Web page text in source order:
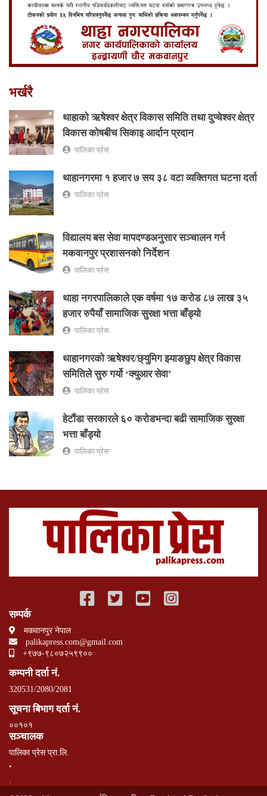
भर्खरै
थाहाको ऋषेश्वर क्षेत्र विकास समिति तथा दुप्चेश्वर क्षेत्र
विकास कोषबीच सिकाइ आर्दान प्रदान
पालिका प्रेस
थाहानगरमा १ हजार ७ सय ३८ वटा व्यक्तिगत घटना दर्ता
पालिका प्रेस
विद्यालय बस सेवा मापदण्डअनुसार सञ्चालन गर्न
मकवानपुर प्रशासनको निर्देशन
पालिका प्रेस
थाहा नगरपालिकाले एक वर्षमा १७ करोड ८७ लाख ३५
हजार रुपैयाँ सामाजिक सुरक्षा भत्ता बाँड्यो
पालिका प्रेस
थाहानगरकाे ऋषेश्वर/छ्युमिग झ्याङछुप क्षेत्र विकास
समितिले सुरु गर्यो ‘क्युआर सेवा’
पालिका प्रेस
हेटौंडा सरकारले ६० करोडभन्दा बढी सामाजिक सुरक्षा
भत्ता बाँड्यो
पालिका प्रेस
सम्पर्क
मकवानपुर नेपाल
palikapress.com@gmail.com
+९७७-९८०७२५९९००
कम्पनी दर्ता नं.
320531/2080/2081
सूचना बिभाग दर्ता नं.
००१०१
सञ्चालक
पालिका प्रेस प्रा.लि.
.
.